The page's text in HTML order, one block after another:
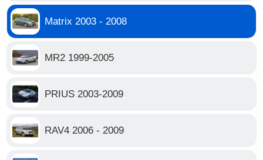
Matrix 2003 - 2008
MR2 1999-2005
PRIUS 2003-2009
RAV4 2006 - 2009